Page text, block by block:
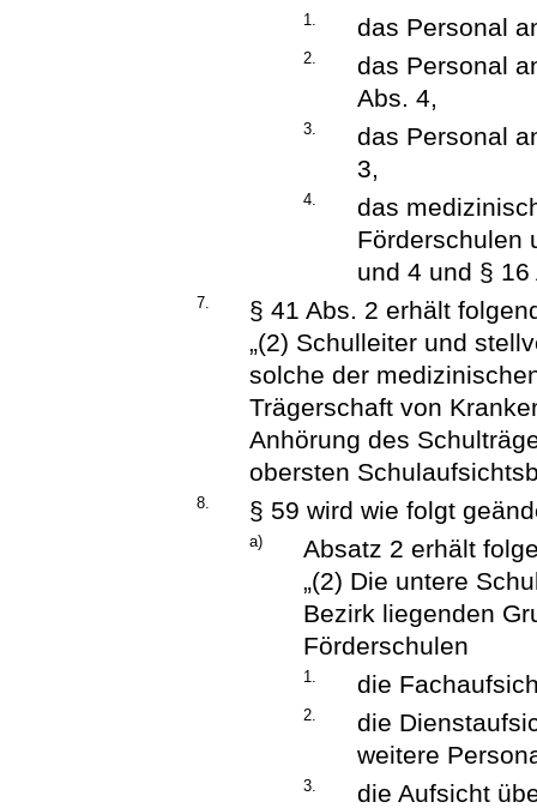
1. das Personal
2.
das Personal
Abs. 4,
3.
das Personal
3,
4.
das
Förderschulen
und 4 und § 16
7.
§ 41 Abs. 2 erhält
„(2) Schulleiter und
solche der
Trägerschaft von
Anhörung des
obersten
8. § 59 wird wie folgt
a)
Absatz 2 erhält
„(2) Die untere
Bezirk liegenden
Förderschulen
1. die
2.
die
weitere
3.
die Aufsicht